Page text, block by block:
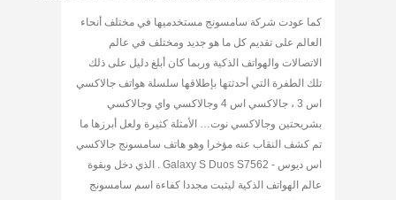
كما عودت شركة سامسونج مستخدميها في مختلف أنحاء
العالم على تقديم كل ما هو جديد ومختلف في عالم
الاتصالات والهواتف الذكية وربما كان أبلغ دليل على ذلك
تلك الطفرة التي أحدثتها بإطلاقها سلسلة هواتف جالاكسي
اس 3 ، جالاكسي اس 4 وجالاكسي واي وجالاكسي
بشريحتين وجالاكسي نوت… الأمثلة كثيرة ولعل أبرزها ما
تم كشف النقاب عنه مؤخرا وهو هاتف سامسونج جالاكسي
اس ديوس - Galaxy S Duos S7562 . الذي دخل وبقوة
عالم الهواتف الذكية ليثبت مجددا كفاءة اسم سامسونج